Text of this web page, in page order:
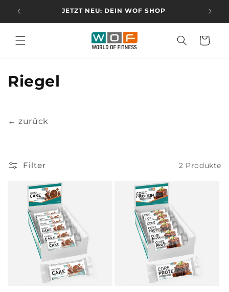
zum
JETZT NEU: DEIN WOF SHOP
Warenkorb
K
t
g
Riegel
← zurück
Filter 2 Produkte